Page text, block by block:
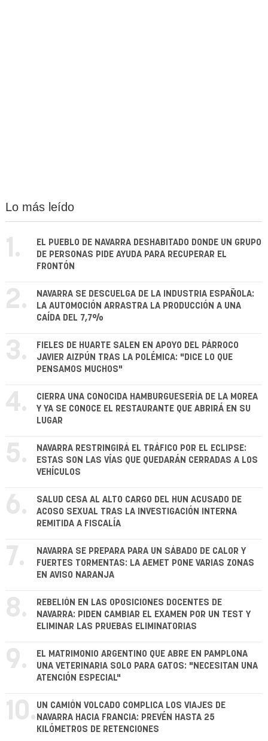
Lo más leído
1.
EL PUEBLO DE NAVARRA DESHABITADO DONDE UN GRUPO
DE PERSONAS PIDE AYUDA PARA RECUPERAR EL
FRONTÓN
2.
NAVARRA SE DESCUELGA DE LA INDUSTRIA ESPAÑOLA:
LA AUTOMOCIÓN ARRASTRA LA PRODUCCIÓN A UNA
CAÍDA DEL 7,7%
3.
FIELES DE HUARTE SALEN EN APOYO DEL PÁRROCO
JAVIER AIZPÚN TRAS LA POLÉMICA: "DICE LO QUE
PENSAMOS MUCHOS"
4.
CIERRA UNA CONOCIDA HAMBURGUESERÍA DE LA MOREA
Y YA SE CONOCE EL RESTAURANTE QUE ABRIRÁ EN SU
LUGAR
5.
NAVARRA RESTRINGIRÁ EL TRÁFICO POR EL ECLIPSE:
ESTAS SON LAS VÍAS QUE QUEDARÁN CERRADAS A LOS
VEHÍCULOS
6.
SALUD CESA AL ALTO CARGO DEL HUN ACUSADO DE
ACOSO SEXUAL TRAS LA INVESTIGACIÓN INTERNA
REMITIDA A FISCALÍA
7.
NAVARRA SE PREPARA PARA UN SÁBADO DE CALOR Y
FUERTES TORMENTAS: LA AEMET PONE VARIAS ZONAS
EN AVISO NARANJA
8.
REBELIÓN EN LAS OPOSICIONES DOCENTES DE
NAVARRA: PIDEN CAMBIAR EL EXAMEN POR UN TEST Y
ELIMINAR LAS PRUEBAS ELIMINATORIAS
9.
EL MATRIMONIO ARGENTINO QUE ABRE EN PAMPLONA
UNA VETERINARIA SOLO PARA GATOS: "NECESITAN UNA
ATENCIÓN ESPECIAL"
10. UN CAMIÓN VOLCADO COMPLICA LOS VIAJES DE
NAVARRA HACIA FRANCIA: PREVÉN HASTA 25
KILÓMETROS DE RETENCIONES